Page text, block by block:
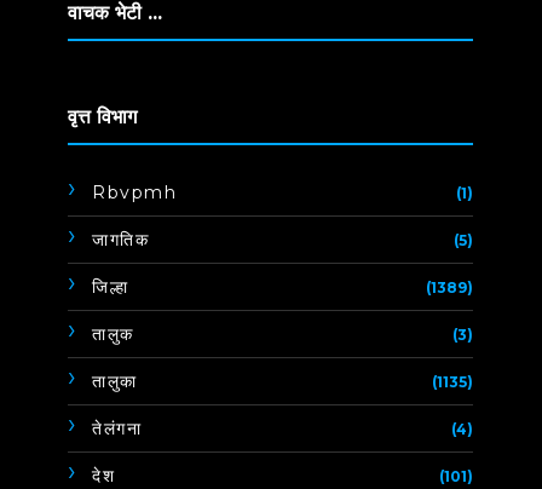
वाचक भेटी ...
वृत्त विभाग
Rbvpmh (1)
जागतिक (5)
जिल्हा (1389)
तालुक (3)
तालुका (1135)
तेलंगना (4)
देश (101)